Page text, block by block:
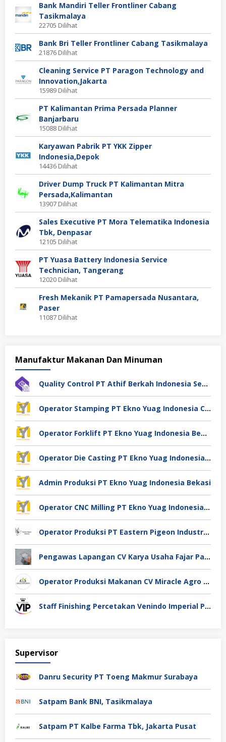
Bank Mandiri Teller Frontliner Cabang
Tasikmalaya
22705 Dilihat
Bank Bri Teller Frontliner Cabang Tasikmalaya
21876 Dilihat
Cleaning Service PT Paragon Technology and
Innovation,Jakarta
15989 Dilihat
PT Kalimantan Prima Persada Planner
Banjarbaru
15088 Dilihat
Karyawan Pabrik PT YKK Zipper
Indonesia,Depok
14436 Dilihat
Driver Dump Truck PT Kalimantan Mitra
Persada,Kalimantan
13907 Dilihat
Sales Executive PT Mora Telematika Indonesia
Tbk, Denpasar
12105 Dilihat
PT Yuasa Battery Indonesia Service
Technician, Tangerang
12020 Dilihat
Fresh Mekanik PT Pamapersada Nusantara,
Paser
11087 Dilihat
Manufaktur Makanan Dan Minuman
Quality Control PT Athif Berkah Indonesia Semarang
Operator Stamping PT Ekno Yuag Indonesia Cikarang
Operator Forklift PT Ekno Yuag Indonesia Bekasi
Operator Die Casting PT Ekno Yuag Indonesia Bekasi
Admin Produksi PT Ekno Yuag Indonesia Bekasi
Operator CNC Milling PT Ekno Yuag Indonesia Bekasi
Operator Produksi PT Eastern Pigeon Industry Deli Serdang
Pengawas Lapangan CV Karya Usaha Fajar Pasuruan
Operator Produksi Makanan CV Miracle Agro Spices Sidoarjo
Staff Finishing Percetakan Venindo Imperial Perkasa Bandung Kota
Supervisor
Danru Security PT Toeng Makmur Surabaya
Satpam Bank BNI, Tasikmalaya
Satpam PT Kalbe Farma Tbk, Jakarta Pusat